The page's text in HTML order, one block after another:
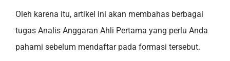
Oleh karena itu, artikel ini akan membahas berbagai
tugas Analis Anggaran Ahli Pertama yang perlu Anda
pahami sebelum mendaftar pada formasi tersebut.